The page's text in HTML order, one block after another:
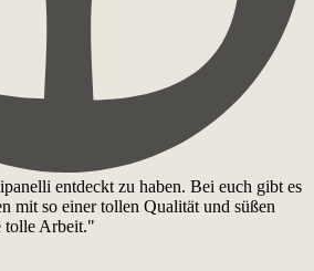
entdeckt zu haben. Bei euch gibt es
mit so einer tollen Qualität und süßen
tolle Arbeit."